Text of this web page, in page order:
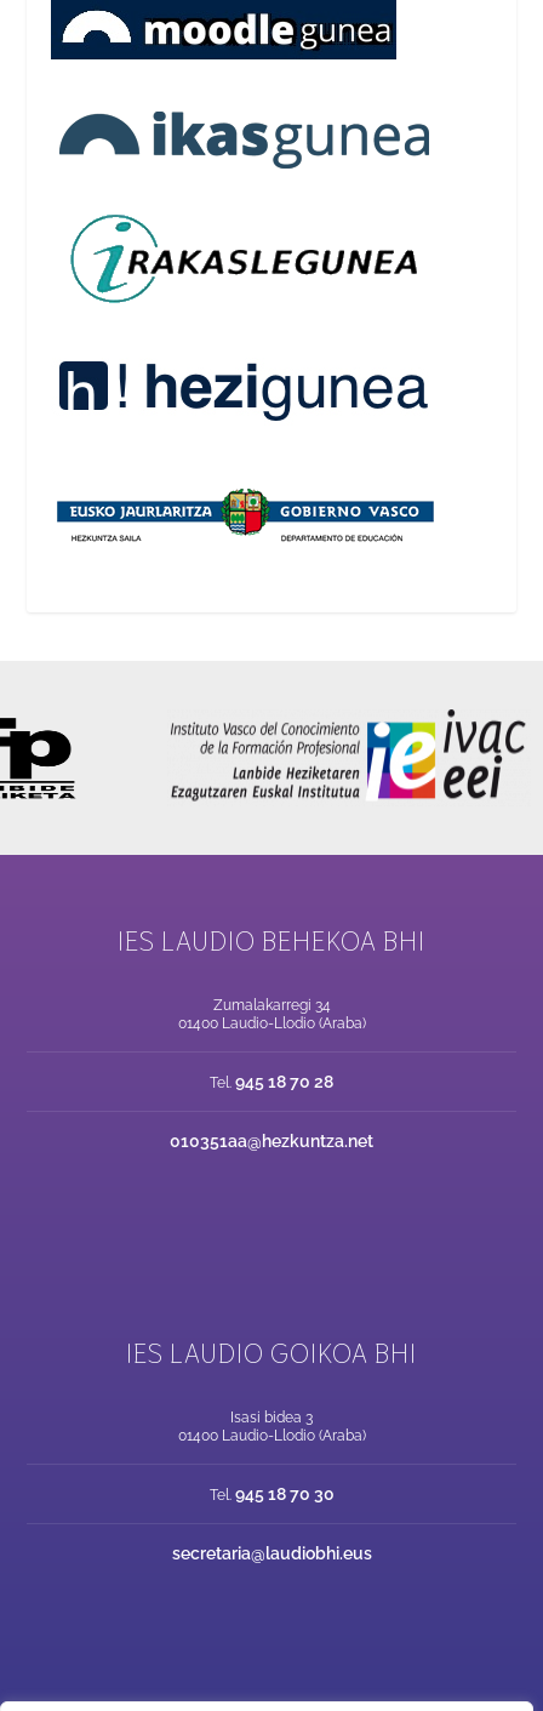
IES LAUDIO BEHEKOA BHI
Zumalakarregi 34
01400 Laudio-Llodio (Araba)
Tel. 945 18 70 28
010351aa@hezkuntza.net
IES LAUDIO GOIKOA BHI
Isasi bidea 3
01400 Laudio-Llodio (Araba)
Tel. 945 18 70 30
secretaria@laudiobhi.eus